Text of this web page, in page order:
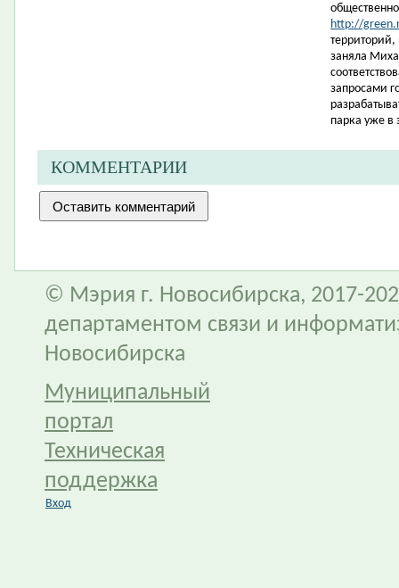
http://
территорий,
заняла
запросами
парка уже в
КОММЕНТАРИИ
© Мэрия г. Новосибирска, 2017-
департаментом связи и
Новосибирска
Муниципальный
портал
Техническая
поддержка
Вход